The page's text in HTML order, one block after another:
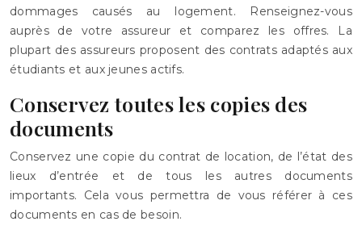
dommages causés au logement. Renseignez-vous
auprès de votre assureur et comparez les offres. La
plupart des assureurs proposent des contrats adaptés aux
étudiants et aux jeunes actifs.
Conservez toutes les copies des
documents
Conservez une copie du contrat de location, de l’état des
lieux d’entrée et de tous les autres documents
importants. Cela vous permettra de vous référer à ces
documents en cas de besoin.